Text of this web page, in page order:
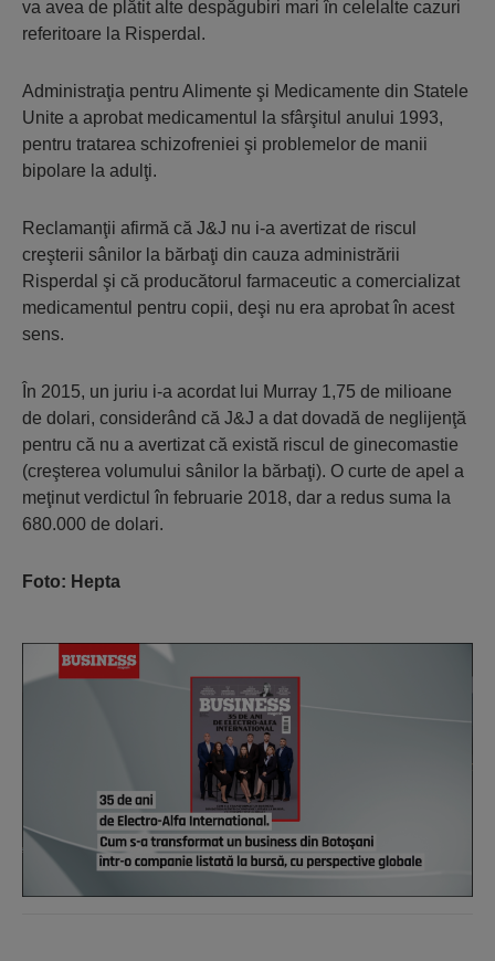
va avea de plătit alte despăgubiri mari în celelalte cazuri
referitoare la Risperdal.
Administraţia pentru Alimente şi Medicamente din Statele
Unite a aprobat medicamentul la sfârşitul anului 1993,
pentru tratarea schizofreniei şi problemelor de manii
bipolare la adulţi.
Reclamanţii afirmă că J&J nu i-a avertizat de riscul
creşterii sânilor la bărbaţi din cauza administrării
Risperdal şi că producătorul farmaceutic a comercializat
medicamentul pentru copii, deşi nu era aprobat în acest
sens.
În 2015, un juriu i-a acordat lui Murray 1,75 de milioane
de dolari, considerând că J&J a dat dovadă de neglijenţă
pentru că nu a avertizat că există riscul de ginecomastie
(creşterea volumului sânilor la bărbaţi). O curte de apel a
meţinut verdictul în februarie 2018, dar a redus suma la
680.000 de dolari.
Foto: Hepta